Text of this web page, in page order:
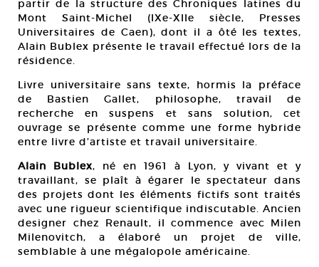
partir de la structure des Chroniques latines du
Mont Saint-Michel (IXe-XIIe siècle, Presses
Universitaires de Caen), dont il a ôté les textes,
Alain Bublex présente le travail effectué lors de la
résidence.
Livre universitaire sans texte, hormis la préface
de Bastien Gallet, philosophe, travail de
recherche en suspens et sans solution, cet
ouvrage se présente comme une forme hybride
entre livre d’artiste et travail universitaire.
Alain Bublex, né en 1961 à Lyon, y vivant et y
travaillant, se plaît à égarer le spectateur dans
des projets dont les éléments fictifs sont traités
avec une rigueur scientifique indiscutable. Ancien
designer chez Renault, il commence avec Milen
Milenovitch, a élaboré un projet de ville,
semblable à une mégalopole américaine.